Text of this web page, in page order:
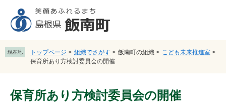
先
頭
を
飛
現在地 トップページ > 組織でさがす > 飯南町の組織 > こども未来推進室 >
保育所あり方検討委員会の開催
文保育所あり方検討委員会の開催